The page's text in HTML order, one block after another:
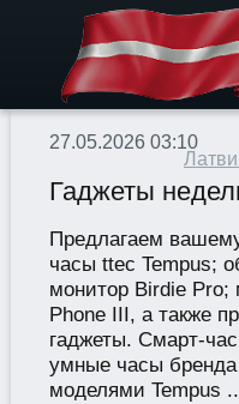
27.05.2026 03:10
Гаджеты
Предлагаем
часы ttec Tempus;
монитор Birdie
Phone III, а также
гаджеты. Смарт-
умные часы
моделями Tempus